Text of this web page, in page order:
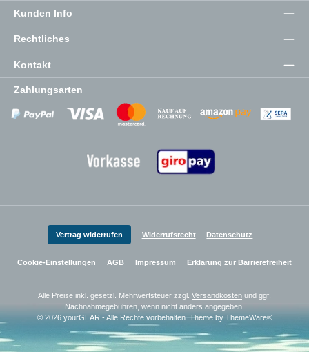
Kunden Info
Rechtliches
Kontakt
Zahlungsarten
Zahlungsanbieter Zahlungsanbieter
Zahlungsanbieter
Vertrag widerrufen Widerrufsrecht Datenschutz
Cookie-Einstellungen AGB Impressum Erklärung zur Barrierefreiheit
Alle Preise inkl. gesetzl. Mehrwertsteuer zzgl. Versandkosten und ggf.
Nachnahmegebühren, wenn nicht anders angegeben.
© 2026 yourGEAR - Alle Rechte vorbehalten. Theme by ThemeWare®